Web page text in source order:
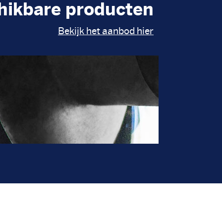
producten
Bekijk het aanbod hier